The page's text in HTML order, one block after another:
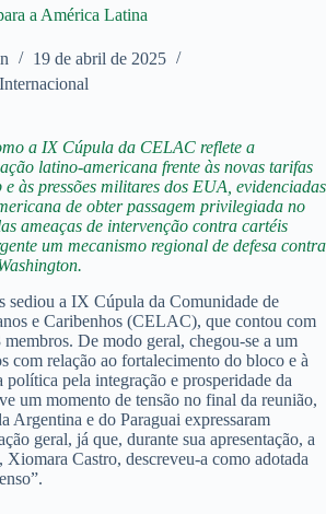
a América Latina
19 de abril de 2025
Internacional
a IX Cúpula da CELAC reflete a
latino-americana frente às novas tarifas
às pressões militares dos EUA, evidenciadas
de obter passagem privilegiada no
ameaças de intervenção contra cartéis
um mecanismo regional de defesa contra
sediou a IX Cúpula da Comunidade de
e Caribenhos (CELAC), que contou com
membros. De modo geral, chegou-se a um
com relação ao fortalecimento do bloco e à
política pela integração e prosperidade da
um momento de tensão no final da reunião,
Argentina e do Paraguai expressaram
geral, já que, durante sua apresentação, a
Xiomara Castro, descreveu-a como adotada